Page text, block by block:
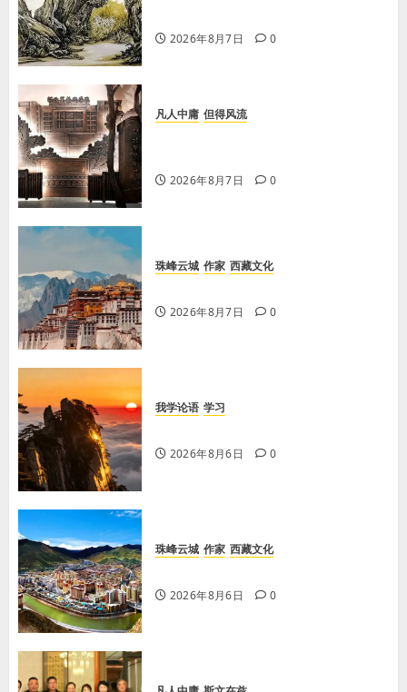
2026年8月7日 0
凡人中庸 但得风流
2026年8月7日 0
珠峰云城 作家 西藏文化
2026年8月7日 0
我学论语 学习
2026年8月6日 0
珠峰云城 作家 西藏文化
2026年8月6日 0